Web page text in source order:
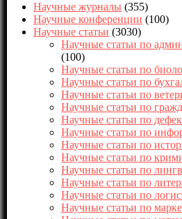
Научные журналы (355)
Научные конференции (100)
Научные статьи (3030)
Научные статьи по
(100)
Научные статьи по
Научные статьи по
Научные статьи по
Научные статьи по
Научные статьи по
Научные статьи по
Научные статьи по
Научные статьи по
Научные статьи по
Научные статьи по
Научные статьи по
Научные статьи по